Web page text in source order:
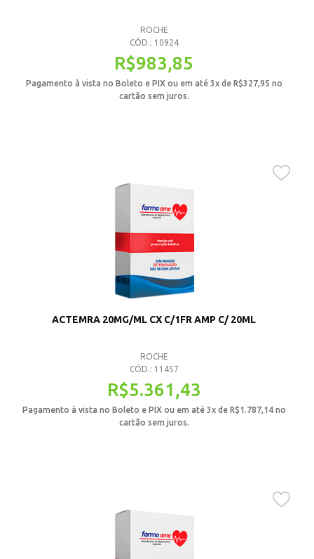
ROCHE
CÓD.: 10924
R$983,85
Pagamento à vista no Boleto e PIX ou em até 3x de R$327,95 no
cartão sem juros.
ACTEMRA 20MG/ML CX C/1FR AMP C/ 20ML
ROCHE
CÓD.: 11457
R$5.361,43
Pagamento à vista no Boleto e PIX ou em até 3x de R$1.787,14no
cartão sem juros.